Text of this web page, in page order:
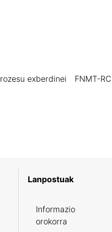
exberdinei
FNMT-
Lanpostuak
Informazio
orokorra